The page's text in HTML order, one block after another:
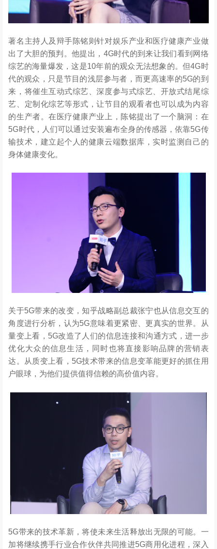
著名主持人及辩手陈铭则针对娱乐产业和医疗健康产业做
出了大胆的预判。他提出，4G时代的到来让我们看到网络
综艺的海量爆发，这是10年前的观众无法想象的。但4G时
代的观众，只是节目的浅层参与者，而更高速率的5G的到
来，将催生互动式综艺、深度参与式综艺、开放式结尾综
艺、定制化综艺等形式，让节目的观看者也可以成为内容
的生产者。在医疗健康产业上，陈铭提出了一个脑洞：在
5G时代，人们可以通过安装遍布全身的传感器，依靠5G传
输技术，建立起个人的健康云端数据库，实时监测自己的
身体健康变化。
关于5G带来的改变，知乎战略副总裁张宁也从信息交互的
角度进行分析，认为5G意味着更紧密、更真实的世界。从
量变上看，5G改造了人们的信息连接和沟通方式，进一步
优化大众的信息生活，同时也将直接影响品牌的营销表
达。从质变上看，5G技术带来的信息变革能更好的抓住用
户眼球，为他们提供值得信赖的高价值内容。
5G带来的技术革新，将使未来生活释放出无限的可能。一
加将继续携手行业合作伙伴共同推进5G商用化进程，深入